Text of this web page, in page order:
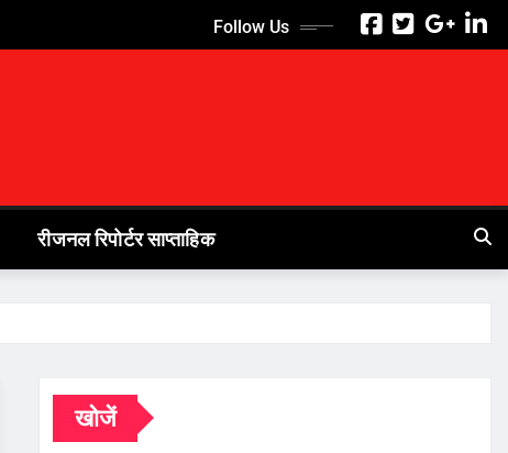
Follow Us
रीजनल रिपोर्टर साप्ताहिक
खोजें